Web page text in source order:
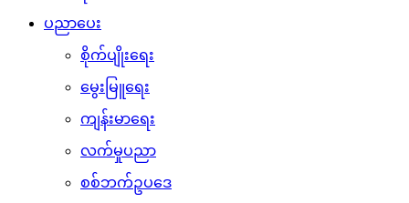
ပညာပေး
စိုက်ပျိုးရေး
မွေးမြူရေး
ကျန်းမာရေး
လက်မှုပညာ
စစ်ဘက်ဥပဒေ